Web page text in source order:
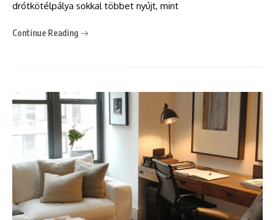
drótkötélpálya sokkal többet nyújt, mint
Continue Reading